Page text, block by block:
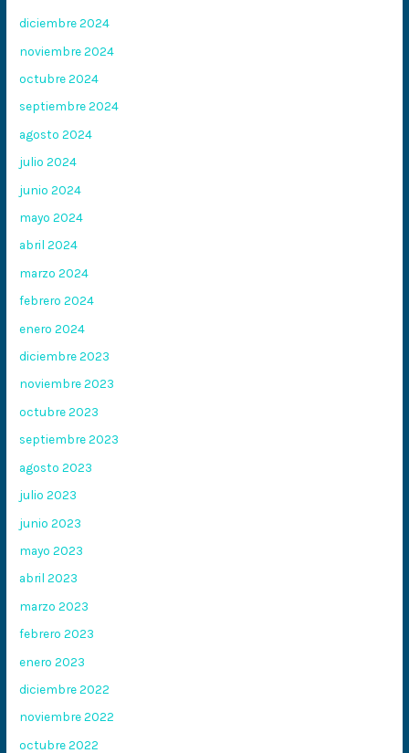
diciembre 2024
noviembre 2024
octubre 2024
septiembre 2024
agosto 2024
julio 2024
junio 2024
mayo 2024
abril 2024
marzo 2024
febrero 2024
enero 2024
diciembre 2023
noviembre 2023
octubre 2023
septiembre 2023
agosto 2023
julio 2023
junio 2023
mayo 2023
abril 2023
marzo 2023
febrero 2023
enero 2023
diciembre 2022
noviembre 2022
octubre 2022